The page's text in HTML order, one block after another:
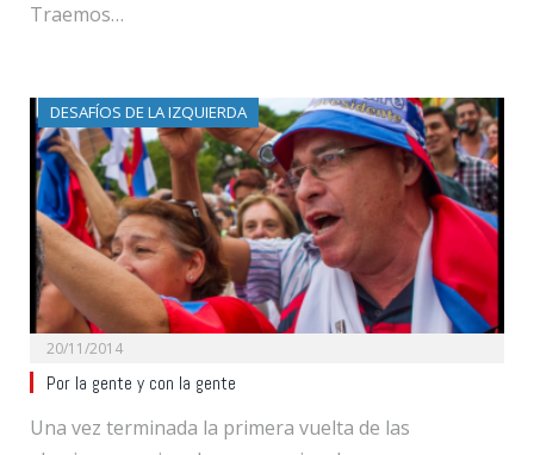
Traemos…
DESAFÍOS DE LA IZQUIERDA
20/11/2014
Por la gente y con la gente
Una vez terminada la primera vuelta de las